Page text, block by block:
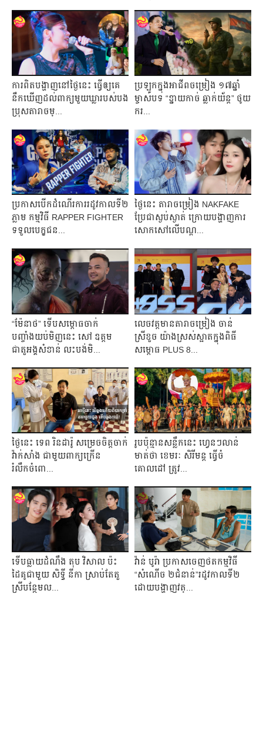
ការពិតបង្ហាញនៅថ្ងៃនេះ ធ្វើឲ្យគេ
នឹកឃើញដល់ពាក្យមួយឃ្លារបស់បង
ប្រុសតារាចម្...
ប្រឡូកក្នុងអាជីពចម្រៀង ១៧ឆ្នាំ
ម្ចាស់បទ “ខ្នាយកាច់ ឆ្លាក់យ័ន្ដ” ថូយ
ករ...
ប្រកាសបើកដំណើរការរដូវកាលទី២
ភ្លាម កម្មវិធី RAPPER FIGHTER
ទទួលបេក្ខជន...
ថ្ងៃនេះ តារាចម្រៀង NAKFAKE
ប្រែជាស្ងប់ស្ងាត់ ក្រោយបង្ហាញការ
សោកសៅលើបណ្ដ...
“ម៉ែនាថ” ទើបសម្ពោធចាក់
បញ្ចាំងយប់មិញនេះ សៅ ឧត្ដម
ជាតួអង្គសំខាន់ លះបង់មិ...
លេចវត្ដមានតារាចម្រៀង ចាន់
ស្រីខួច យ៉ាងស្រស់ស្អាតក្នុងពិធី
សម្ពោធ PLUS 8...
ថ្ងៃនេះ ទេព រិនដារ៉ូ សម្រេចចិត្ដចាក់
វ៉ាក់សាំង ជាមួយពាក្យក្រើន
រំលឹកចំពោ...
រូបប៉ុន្មានសន្លឹកនេះ ហ្វេនៗលាន់
មាត់ថា ខេមរៈ សិរីមន្ដ ធ្វើចំ
គោលដៅ ត្រូវ...
ទើបធ្លាយដំណឹង តុប វិសាល ប៉ះ
ដៃគូជាមួយ សិទ្ធី នីកា ស្រាប់តែតួ
ស្រីបន្ថែមល...
វ៉ាន់ បូរ៉ា ប្រកាសចេញថតកម្មវិធី
“សំណើច ២ជំនាន់”រដូវកាលទី២
ដោយបង្ហាញវត្...